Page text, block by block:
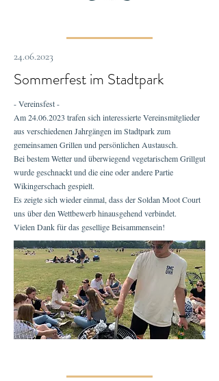
24.06.2023
Sommerfest im Stadtpark
- Vereinsfest -
Am24.06.2023 trafen sich interessierte Vereinsmitglieder
aus verschiedenen Jahrgängen im Stadtpark zum
gemeinsamen Grillen und persönlichen Austausch.
Bei bestem Wetter und überwiegend vegetarischem Grillgut
wurde geschnackt und die eine oder andere Partie
Wikingerschach gespielt.
Es zeigte sich wieder einmal, dass der Soldan Moot Court
uns über den Wettbewerb hinausgehend verbindet.
Vielen Dank für das gesellige Beisammensein!